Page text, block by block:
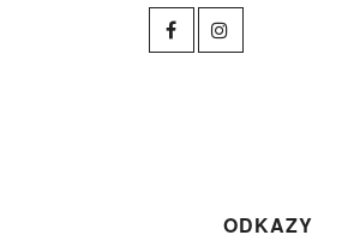
ODKAZY